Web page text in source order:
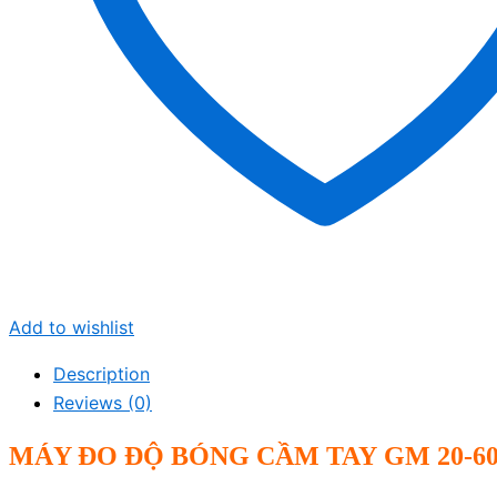
Add to wishlist
Description
Reviews (0)
MÁY ĐO ĐỘ BÓNG CẦM TAY GM 20-